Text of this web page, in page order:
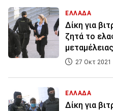
ΕΛΛΑΔΑ
Δίκη για
ζητά το
μεταμέλειας
27 Οκτ 2021
ΕΛΛΑΔΑ
Δίκη για